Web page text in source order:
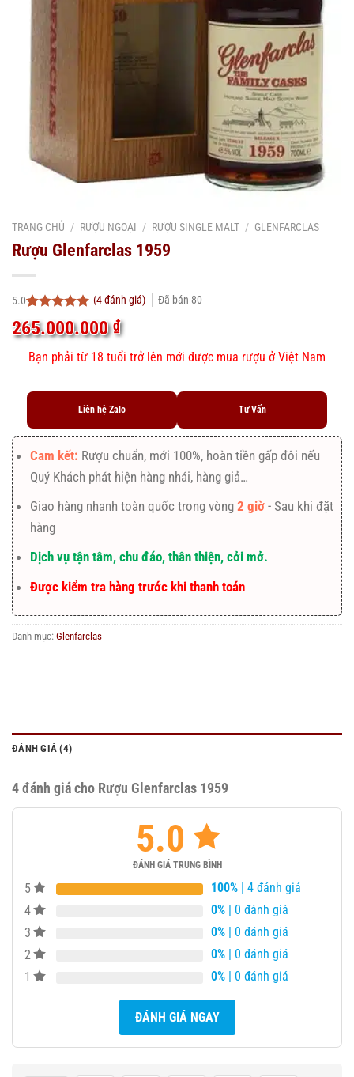
TRANG CHỦ / RƯỢU NGOẠI / RƯỢU SINGLE MALT / GLENFARCLAS
Rượu Glenfarclas 1959
5.0
5.0 trên 5
dựa trên
4
(4đánh giá) Đã bán 80
265.000.000₫
Bạn phải từ 18 tuổi trở lên mới được mua rượu ở Việt Nam
Liên hệ Zalo Tư Vấn
Cam kết: Rượu chuẩn, mới 100%, hoàn tiền gấp đôi nếu
Quý Khách phát hiện hàng nhái, hàng giả…
Giao hàng nhanh toàn quốc trong vòng2 giờ - Sau khi đặt
hàng
Dịch vụ tận tâm, chu đáo, thân thiện, cởi mở.
Được kiểm tra hàng trước khi thanh toán
Danh mục: Glenfarclas
ĐÁNH GIÁ (4)
4 đánh giá cho Rượu Glenfarclas 1959
5.0
ĐÁNH GIÁ TRUNG BÌNH
5 100% | 4 đánh giá
4
0% | 0 đánh giá
3
0% | 0 đánh giá
2
0% | 0 đánh giá
1
0% | 0 đánh giá
ĐÁNH GIÁ NGAY